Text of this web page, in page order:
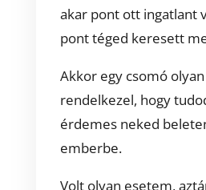
akar pont ott ingatlant
pont téged keresett
Akkor egy csomó
rendelkezel, hogy
érdemes neked
emberbe.
Volt olyan esetem,